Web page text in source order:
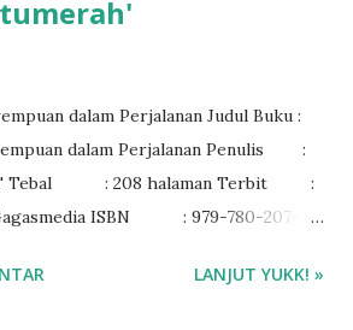
dalam Perjalanan Judul Buku :
dalam Perjalanan Penulis :
Tebal : 208 halaman Terbit :
ISBN : 979-780-207-8
LANJUT YUKK! »